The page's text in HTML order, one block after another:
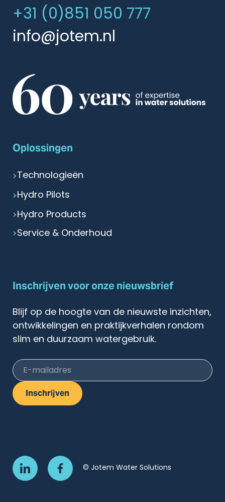
+31 (0)851 050 777
info@jotem.nl
Oplossingen
Technologieën
Hydro Pilots
Hydro Products
Service & Onderhoud
Inschrijven voor onze nieuwsbrief
Blijf op de hoogte van de nieuwste inzichten,
ontwikkelingen en praktijkverhalen rondom
slim en duurzaam watergebruik.
E-mailadres
Inschrijven
© Jotem Water Solutions